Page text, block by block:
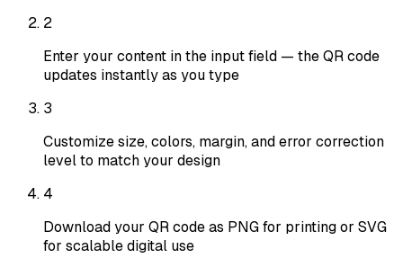
2
Enter your content in the input field — the QR code
updates instantly as you type
3
Customize size, colors, margin, and error correction
level to match your design
4
Download your QR code as PNG for printing or SVG
for scalable digital use